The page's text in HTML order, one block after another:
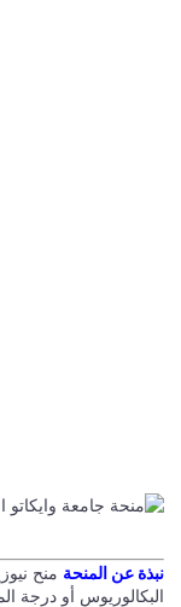
نبذة عن المنحة منح
البكالوريوس أو درجة